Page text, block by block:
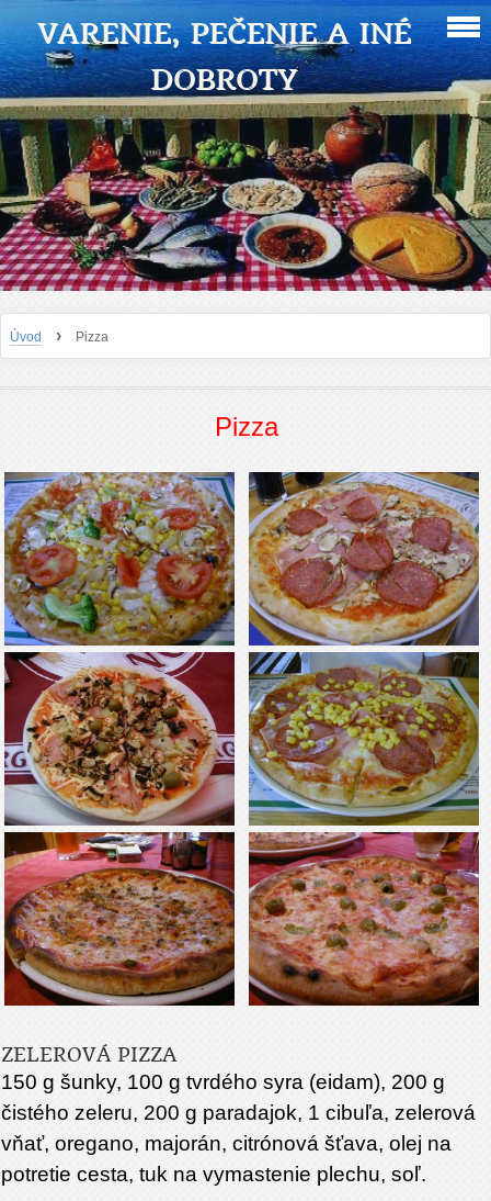
VARENIE, PEČENIE A INÉ
DOBROTY
Úvod › Pizza
Pizza
ZELEROVÁ PIZZA
150 g šunky, 100 g tvrdého syra (eidam), 200 g
čistého zeleru, 200 g paradajok, 1 cibuľa, zelerová
vňať, oregano, majorán, citrónová šťava, olej na
potretie cesta, tuk na vymastenie plechu, soľ.